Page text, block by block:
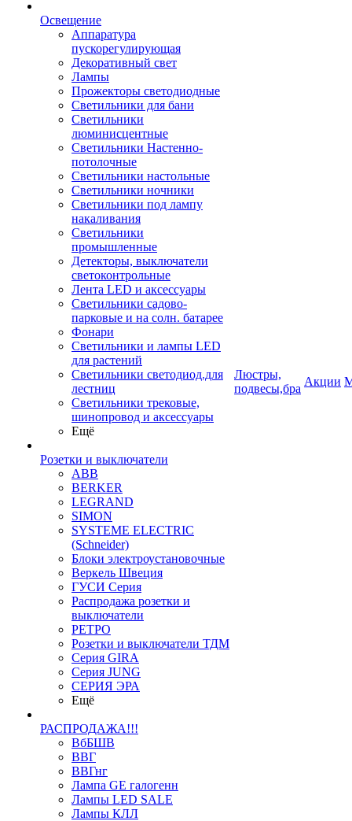
Освещение
Аппаратура
пускорегулирующая
Декоративный свет
Лампы
Прожекторы светодиодные
Светильники для бани
Светильники
люминисцентные
Светильники Настенно-
потолочные
Светильники настольные
Светильники ночники
Светильники под лампу
накаливания
Светильники
промышленные
Детекторы, выключатели
светоконтрольные
Лента LED и аксессуары
Светильники садово-
парковые и на солн. батарее
Фонари
Светильники и лампы LED
для растений
Светильники светодиод.для
лестниц
Светильники трековые,
шинопровод и аксессуары
Ещё
Розетки и выключатели
ABB
BERKER
LEGRAND
SIMON
SYSTEME ELECTRIC
(Schneider)
Блоки электроустановочные
Веркель Швеция
ГУСИ Серия
Распродажа розетки и
выключатели
РЕТРО
Розетки и выключатели ТДМ
Серия GIRA
Серия JUNG
СЕРИЯ ЭРА
Ещё
РАСПРОДАЖА!!!
ВбБШВ
ВВГ
ВВГнг
Лампа GE галогенн
Лампы LED SALE
Лампы КЛЛ
Люстры,
подвесы,бра
Акции